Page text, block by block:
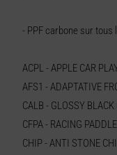
- PPF carbone sur
ACPL - APPLE CAR
AFS1 - ADAPTATIVE
CALB - GLOSSY BLACK
CFPA - RACING
CHIP - ANTI STONE